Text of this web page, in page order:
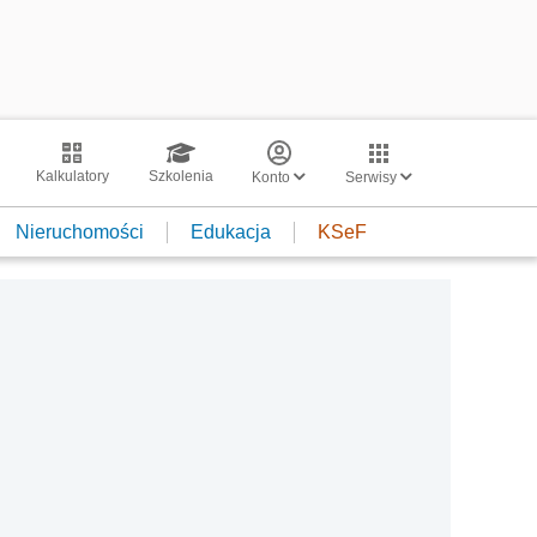
Kalkulatory Szkolenia Konto Serwisy
Nieruchomości Edukacja KSeF